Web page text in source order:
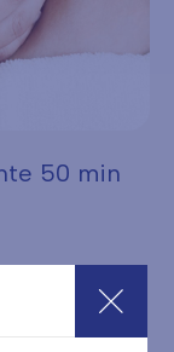
50 min
sanguigna e
loro corso per
vita